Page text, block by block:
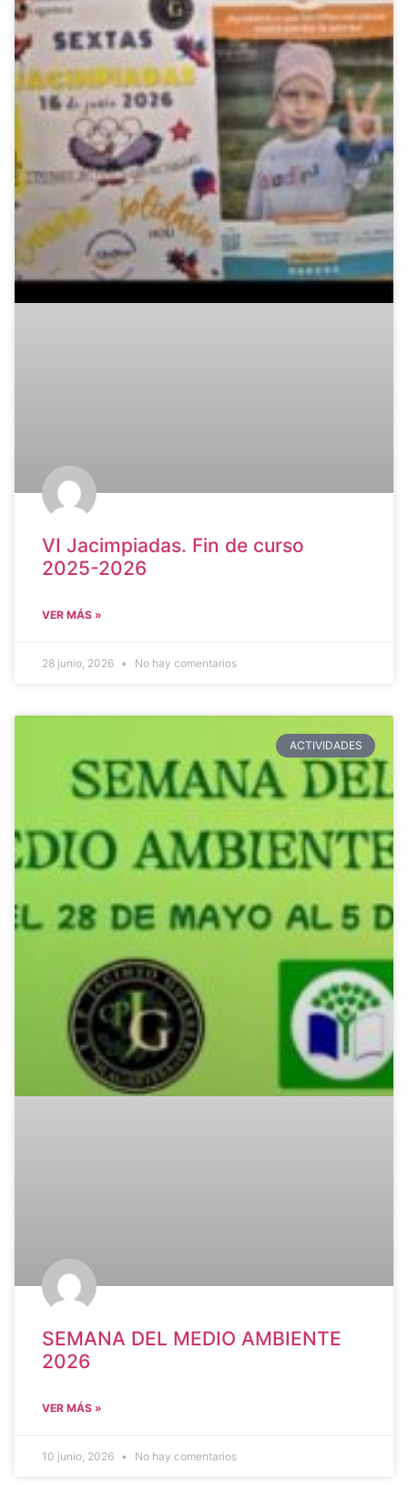
VI Jacimpiadas. Fin de curso
2025-2026
VER MÁS »
28 junio, 2026 No hay comentarios
ACTIVIDADES
SEMANA DEL MEDIO AMBIENTE
2026
VER MÁS »
10 junio, 2026 No hay comentarios